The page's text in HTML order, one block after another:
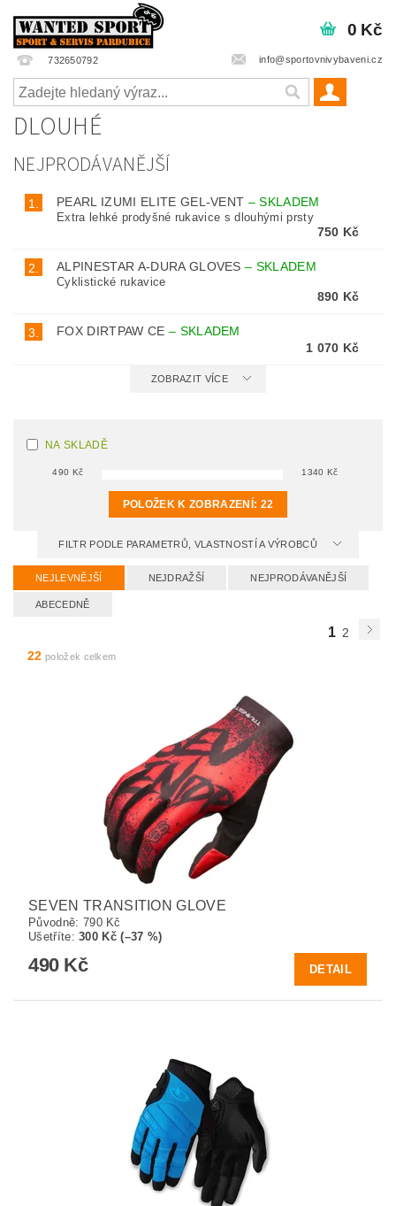
732650792 info@sportovnivybaveni.cz
0 Kč
DLOUHÉ
NEJPRODÁVANĚJŠÍ
1. PEARL IZUMI ELITE GEL-VENT –SKLADEM
Extra lehké prodyšné rukavice s dlouhými prsty
750 Kč
2. ALPINESTAR A-DURA GLOVES– SKLADEM
Cyklistické rukavice
890 Kč
3. FOX DIRTPAW CE – SKLADEM
1 070 Kč
ZOBRAZIT VÍCE
NA SKLADĚ
490 Kč 1340 Kč
POLOŽEK K ZOBRAZENÍ: 22
FILTR PODLE PARAMETRŮ, VLASTNOSTÍ A VÝROBCŮ
NEJLEVNĚJŠÍ NEJDRAŽŠÍ NEJPRODÁVANĚJŠÍ
ABECEDNĚ
1 2
22 položek celkem
SEVEN TRANSITION GLOVE
Původně: 790 Kč
Ušetříte:300 Kč (–37 %)
490 Kč DETAIL